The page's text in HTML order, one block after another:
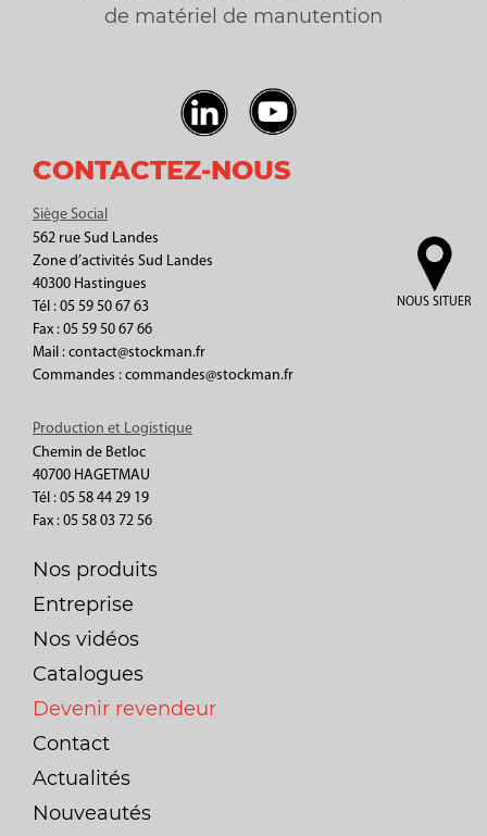
de matériel de manutention
CONTACTEZ-NOUS
Siège Social
562 rue Sud Landes
Zone d’activités Sud Landes
40300 Hastingues
Tél : 05 59 50 67 63
Fax : 05 59 50 67 66
Mail : contact@stockman.fr
Commandes : commandes@stockman.fr
NOUS SITUER
Production et Logistique
Chemin de Betloc
40700 HAGETMAU
Tél : 05 58 44 29 19
Fax : 05 58 03 72 56
Nos produits
Entreprise
Nos vidéos
Catalogues
Devenir revendeur
Contact
Actualités
Nouveautés